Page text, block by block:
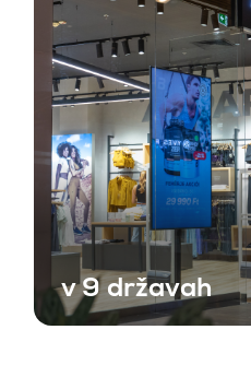
v 9 državah